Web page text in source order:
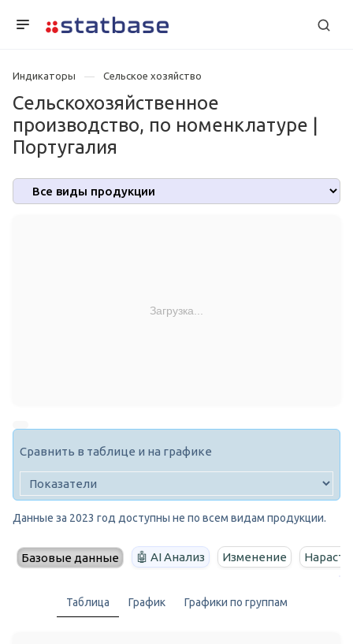
Индикаторы Сельское хозяйство
Сельскохозяйственное
производство, по номенклатуре |
Португалия
Загрузка...
Сравнить в таблице и на графике
Данные за 2023 год доступны не по всем видам продукции.
Базовые данные 🤖 AI Анализ Изменение
Таблица График Графики по группам